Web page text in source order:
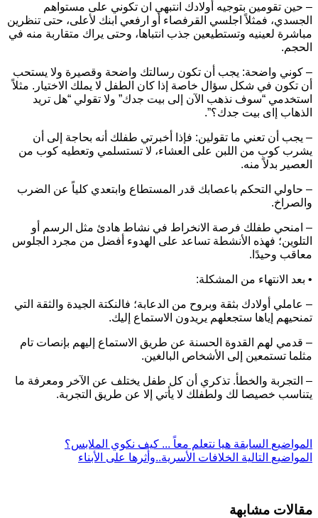
حين تقومين بتوجيه أولادك انتبهي ان تكوني على مستواهم
فمثلاً اجلسي القرفصاء أو ارفعي ابنك لأعلى، حتى تنظرين
لعينيه وتستطيعين جذب انتباها، وحتى يراك متقاربة منه في
كوني واضحة: يجب أن تكون رسالتك واضحة وقصيرة ولا يستحب
تكون في شكل سؤال خاصة إذا كان الطفل لا يملك الاختيار. مثلاً
“سوف نذهب الآن إلى بيت جدك” ولا تقولي “هل تريد
إاى بيت جدك؟”.
يجب أن تعني ما تقولين: فإذا أخبرتي طفلك أنه بحاجة إلى أن
كوب من اللبن على العشاء، لا تستسلمي وتعطيه كوب من
بدلاً منه.
حاولي التحكم باعصابك قدر المستطاع وابتعدي كلياً عن الضرب
امنحي طفلك فرصة الانخراط في نشاط هادئ مثل الرسم أو
فهذه الأنشطة تساعد على الهدوء أفضل من مجرد الجلوس
وحيدًا.
بعد الانتهاء من المشكلة:
عاملي أولادك بثقة وبروح من الدعابة؛ فالنكتة الجيدة والثقة التي
إياها ستجعلهم يريدون الاستماع إليك.
قدمي لهم القدوة الحسنة عن طريق الاستماع إليهم بإنصات تام
تستمعين إلى الأشخاص البالغين.
التجربة والخطأ. تذكري أن كل طفل يختلف عن الآخر ومعرفة ما
خصيصا لك ولطفلك لا يأتي إلا عن طريق التجربة.
مواضيعالسابقةهيا نتعلم معاً ... كيف نكوي الملابس؟
مواضيعالتاليةالخلافات الأسرية..وأثرها على الأبناء
مشابهة